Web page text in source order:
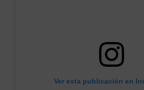
Ver esta publicación en